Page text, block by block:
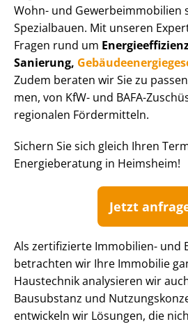
Wohn- und Ge­wer­be­im­mo­bi­li­en
Spezialbauen. Mit unseren
Fragen rund um
Sanierung,
Zudem beraten wir Sie zu
men, von KfW- und BAFA-
regionalen Fördermitteln.
Sichern Sie sich gleich Ihren
Energieberatung in Heimsheim!
Jetzt
Als zertifizierte Immobilien- und
betrachten wir Ihre Immobilie
Haustechnik analysieren wir
Bausubstanz und
entwickeln wir Lösungen, die